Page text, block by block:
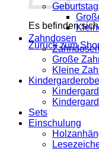
Es befinden
Zurück zum
Zahndosen
Große
Kleine
Sets
Einschulung